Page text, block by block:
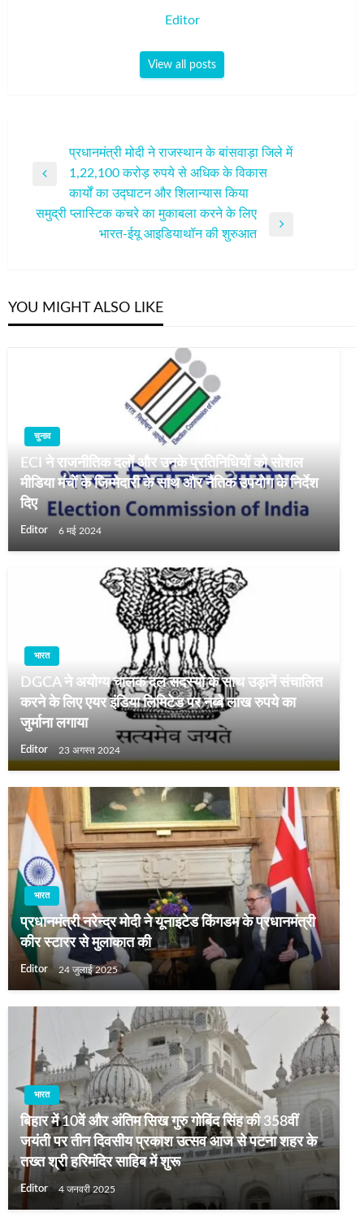
Editor
View all posts
नेविगेशन
Previous
प्रधानमंत्री मोदी ने राजस्थान के बांसवाड़ा जिले में
1,22,100 करोड़ रुपये से अधिक के विकास
कार्यों का उद्घाटन और शिलान्यास किया
समुद्री प्लास्टिक कचरे का मुकाबला करने के लिए
भारत-ईयू आइडियाथॉन की शुरुआत
YOU MIGHT ALSO LIKE
चुनाव
ECI ने राजनीतिक दलों और उनके प्रतिनिधियों को सोशल
मीडिया मंचों के जिम्मेदारी के साथ और नैतिक उपयोग के निर्देश
दिए
Editor 6 मई 2024
भारत
DGCA ने अयोग्‍य चालक दल सदस्यों के साथ उड़ानें संचालित
करने के लिए एयर इंडिया लिमिटेड पर नब्बे लाख रुपये का
जुर्माना लगाया
Editor 23 अगस्त 2024
भारत
प्रधानमंत्री नरेन्‍द्र मोदी ने यूनाइटेड किंगडम के प्रधानमंत्री
कीर स्टारर से मुलाकात की
Editor 24 जुलाई 2025
भारत
बिहार में 10वें और अंतिम सिख गुरु गोबिंद सिंह की 358वीं
जयंती पर तीन दिवसीय प्रकाश उत्सव आज से पटना शहर के
तख्त श्री हरिमंदिर साहिब में शुरू
Editor 4 जनवरी 2025